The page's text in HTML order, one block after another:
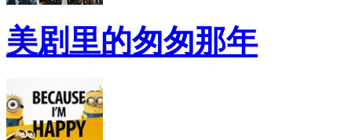
美剧里的匆匆那年